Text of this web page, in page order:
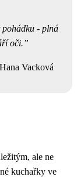
pohádku - plná
oči.
Hana Vacková
ale ne
kuchařky ve